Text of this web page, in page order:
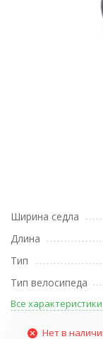
Ширина седла
Длина
Тип
Тип велосипеда
Все характеристики
Нет в